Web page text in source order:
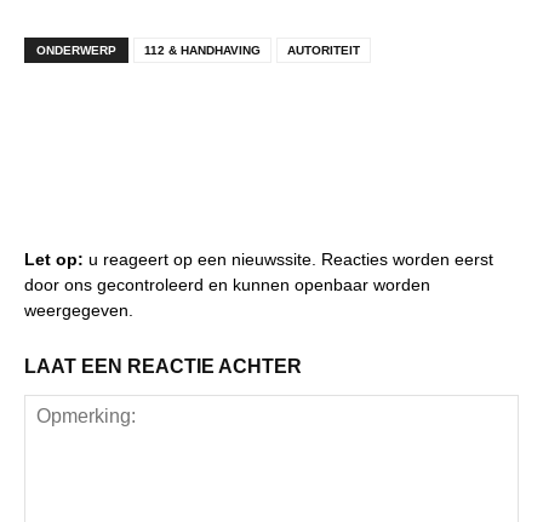
ONDERWERP 112 & HANDHAVING AUTORITEIT
Let op: u reageert op een nieuwssite. Reacties worden eerst
door ons gecontroleerd en kunnen openbaar worden
weergegeven.
LAAT EEN REACTIE ACHTER